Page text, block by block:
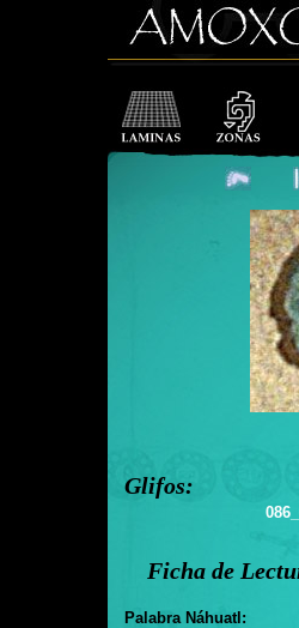
Glifos:
Ficha de
Palabra Náhuatl: